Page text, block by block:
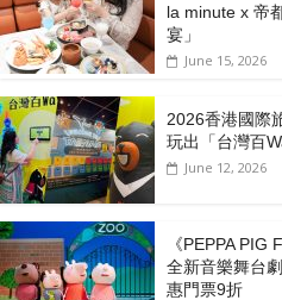
la minute x 帝
宴」
June 15, 2026
2026香港國際
玩出「台灣百
June 12, 2026
《PEPPA
全新音樂舞台
惠門票9折